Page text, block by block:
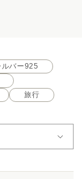
ルバー925
旅行